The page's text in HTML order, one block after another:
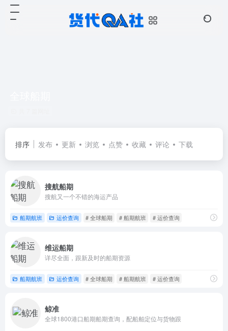
排序 发布 更新 浏览 点赞 收藏 评论 下载
搜航船期
搜航又一个不错的海运产品
船期航班 运价查询 # 全球船期 # 船期航班 # 运价查询
维运船期
详尽全面，跟新及时的船期资源
船期航班 运价查询 # 全球船期 # 船期航班 # 运价查询
鲸准
全球1800港口船期船期查询，配船舶定位与货物跟